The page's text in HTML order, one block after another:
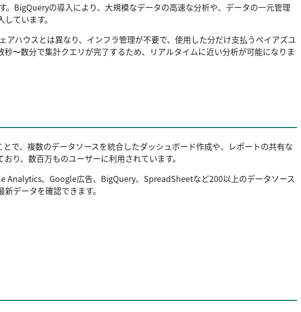
BigQueryの導入により、大規模なデータの高速な分析や、データの一元管理
ています。
ハウスとは異なり、インフラ管理が不要で、使用した分だけ支払うペイアズユ
〜数分で集計クエリが完了するため、リアルタイムに近い分析が可能になりま
、複数のデータソースを統合したダッシュボード作成や、レポートの共有な
り、数百万ものユーザーに利用されています。
Analytics、Google広告、BigQuery、SpreadSheetなど200以上のデータソース
データを確認できます。